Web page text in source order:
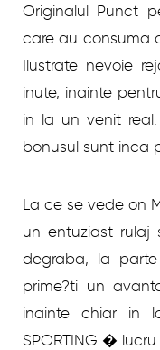
Originalul Punct
care au consuma
Ilustrate nevoie
inute, inainte
in la un venit
bonusul sunt inca
La ce se vede on
un entuziast rulaj
degraba, la
prime?ti un
inainte chiar in
SPORTING �